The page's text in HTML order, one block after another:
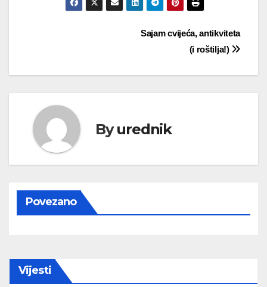
Sajam cvijeća, antikviteta
(i roštilja!)
Byurednik
Povezano
Vijesti